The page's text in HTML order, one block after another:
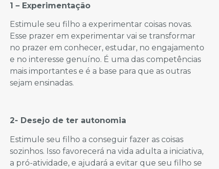
1 – Experimentação
Estimule seu filho a experimentar coisas novas.
Esse prazer em experimentar vai se transformar
no prazer em conhecer, estudar, no engajamento
e no interesse genuíno. É uma das competências
mais importantes e é a base para que as outras
sejam ensinadas.
2- Desejo de ter autonomia
Estimule seu filho a conseguir fazer as coisas
sozinhos. Isso favorecerá na vida adulta a iniciativa,
a pró-atividade, e ajudará a evitar que seu filho se